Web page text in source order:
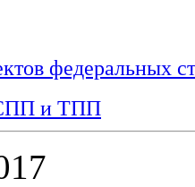
федеральных
и ТПП